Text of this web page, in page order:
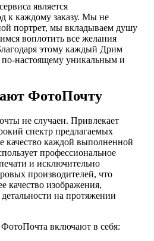
является
к каждому заказу. Мы не
портрет, мы вкладываем душу
воплотить все желания
этому каждый Дрим
по-настоящему уникальным и
ФотоПочту
не случаен. Привлекает
спектр предлагаемых
качество каждой выполненной
профессиональное
и исключительно
производителей, что
качество изображения,
на протяжении
включают в себя: